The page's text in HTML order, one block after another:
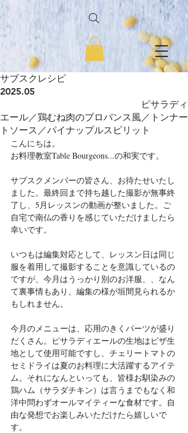
サブスクレシピ
2025.05
ピサラディ
エール／鶏むね肉のプロバンス風／トンナー
トソース／パイナップルスピリット
こんにちは。
お料理教室Table Bourgeons...の和実です。
サブスクメンバーの皆さん、お待たせいたし
ました。最終回まで持ち越した撮影が無事終
了し、5月レッスンの動画が整いました。ご
自宅で南仏の香りを感じていただけましたら
幸いです。
いつもは編集対応として、レッスン日は同じ
服を着用して撮影することを意識しているの
ですが、今月はうっかり別のお洋服、、なん
て裏事情もあり、編集の様が垣間見られるか
もしれません。
今月のメニューは、応用のきくパーツが盛り
だくさん。ピサラディエールの生地はピザ生
地として使用可能ですし、チェリートマトの
セミドライは夏のお料理に大活躍するアイテ
ム。それになんといっても、皆様お馴染みの
鶏ハム（サラダチキン）は言うまでもなく和
洋中問わずオールマイティーな食材です。自
由な発想でお楽しみいただけたら嬉しいで
す。